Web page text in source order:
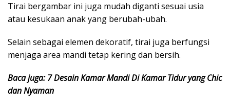
Tirai bergambar ini juga mudah diganti sesuai usia
atau kesukaan anak yang berubah-ubah.
Selain sebagai elemen dekoratif, tirai juga berfungsi
menjaga area mandi tetap kering dan bersih.
Baca juga: 7 Desain Kamar Mandi Di Kamar Tidur yang Chic
dan Nyaman